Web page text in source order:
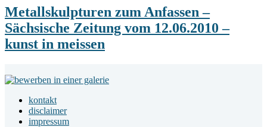
Anfassen
–
Sächsische
Zeitung
vom
kunst
meissen
Metallskulpturen zum Anfassen –
Sächsische Zeitung vom 12.06.2010 –
kunst in meissen
Footer
Widget
Areakontakt
disclaimer
impressum